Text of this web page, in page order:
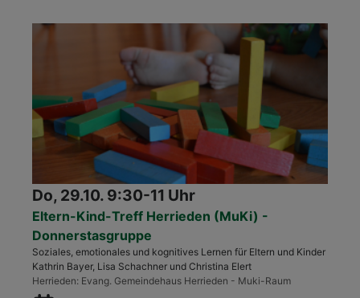
Do, 29.10. 9:30-11 Uhr
Eltern-Kind-Treff Herrieden (MuKi) -
Donnerstasgruppe
Soziales, emotionales und kognitives Lernen für Eltern und Kinder
Kathrin Bayer, Lisa Schachner und Christina Elert
Herrieden Evang. Gemeindehaus Herrieden - Muki-Raum